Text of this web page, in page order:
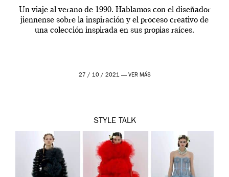
Un viaje al verano de 1990. Hablamos con el diseñador
jiennense sobre la inspiración y el proceso creativo de
una colección inspirada en sus propias raíces.
27 / 10 / 2021 — VER MÁS
STYLE TALK